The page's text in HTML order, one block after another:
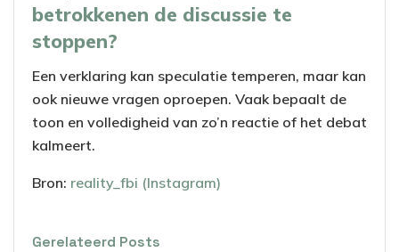
betrokkenen de discussie te
stoppen?
Een verklaring kan speculatie temperen, maar kan
ook nieuwe vragen oproepen. Vaak bepaalt de
toon en volledigheid van zo’n reactie of het debat
kalmeert.
Bron: reality_fbi (Instagram)
Gerelateerd Posts